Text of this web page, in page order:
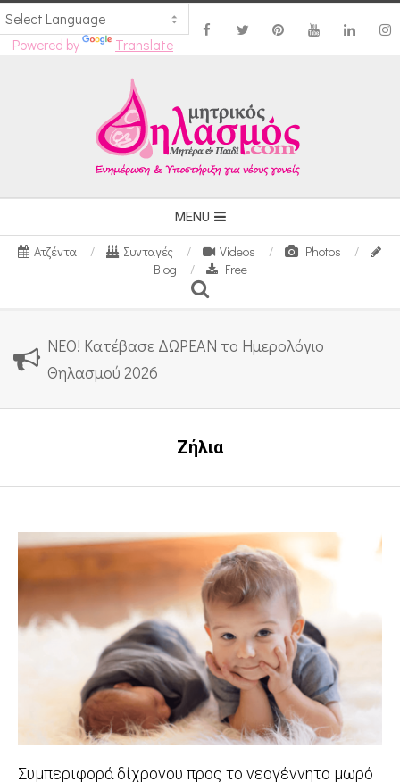
Powered by Translate
Navigation
Menu
MENU
Ατζέντα Συνταγές Videos
Photos
Blog
Free
Search
ΝΕΟ! Κατέβασε ΔΩΡΕΑΝ το Ημερολόγιο
Θηλασμού 2026
Ζήλια
Συμπεριφορά δίχρονου προς το νεογέννητο μωρό